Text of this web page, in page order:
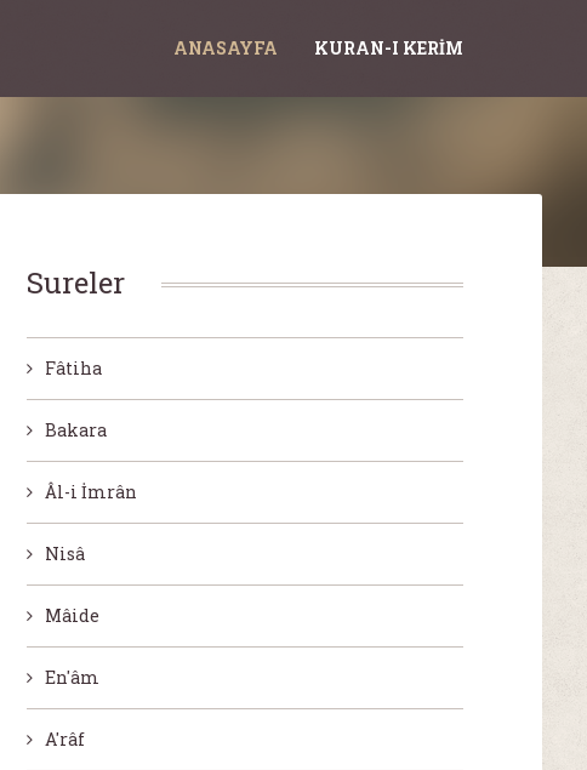
ANASAYFA KURAN-I KERIM
Sureler
Fâtiha
Bakara
Âl-i İmrân
Nisâ
Mâide
En'âm
A'râf